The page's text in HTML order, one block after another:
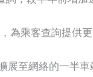
為乘客查詢提供
至網絡的一半